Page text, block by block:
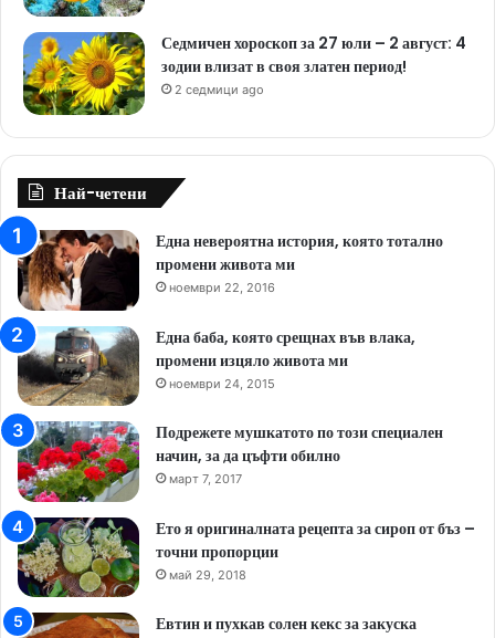
Седмичен хороскоп за 27 юли – 2 август: 4
зодии влизат в своя златен период!
2 седмици ago
Най-четени
Една невероятна история, която тотално
промени живота ми
ноември 22, 2016
Една баба, която срещнах във влака,
промени изцяло живота ми
ноември 24, 2015
Подрежете мушкатото по този специален
начин, за да цъфти обилно
март 7, 2017
Ето я оригиналната рецепта за сироп от бъз –
точни пропорции
май 29, 2018
Евтин и пухкав солен кекс за закуска